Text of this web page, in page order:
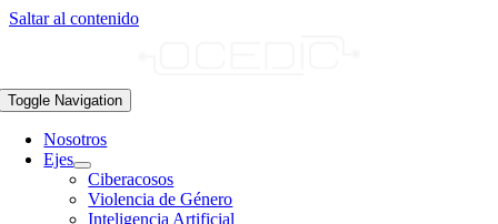
Saltar al contenido
Toggle Navigation
Nosotros
Ejes
Ciberacosos
Violencia de Género
Inteligencia Artificial